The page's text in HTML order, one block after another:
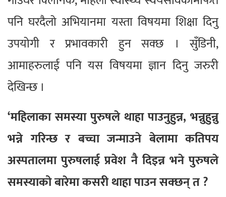
पनि घरदैलो अभियानमा यस्ता विषयमा शिक्षा दिनु
उपयोगी र प्रभावकारी हुन सक्छ । सुँडिनी,
आमाहरुलाई पनि यस विषयमा ज्ञान दिनु जरुरी
देखिन्छ ।
‘महिलाका समस्या पुरुषले थाहा पाउनुहुन्न, भन्नुहुन्नु
भन्ने गरिन्छ र बच्चा जन्माउने बेलामा कतिपय
अस्पतालमा पुरुषलाई प्रवेश नै दिइन्न भने पुरुषले
समस्याको बारेमा कसरी थाहा पाउन सक्छन् त ?